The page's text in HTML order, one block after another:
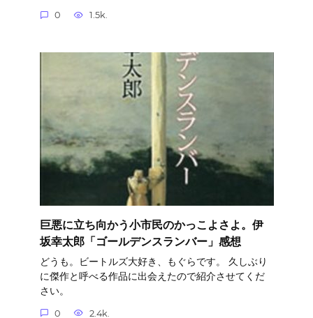
0 1.5k.
巨悪に立ち向かう小市民のかっこよさよ。伊
坂幸太郎「ゴールデンスランバー」感想
どうも。ビートルズ大好き、もぐらです。 久しぶり
に傑作と呼べる作品に出会えたので紹介させてくだ
さい。
0 2.4k.